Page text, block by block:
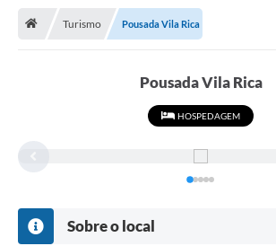
Transparência
Turismo
Consulta de pedido pelo Fly transparência – Betha
Turismo Pousada Vila Rica
Pousada Vila Rica
HOSPEDAGEM
Sobre o local